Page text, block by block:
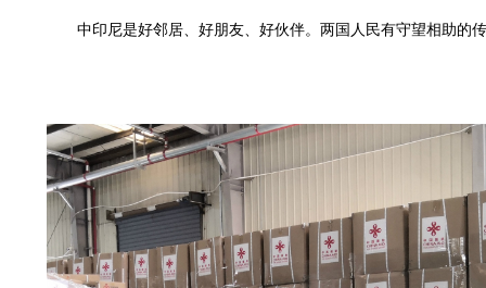
中印尼是好邻居、好朋友、好伙伴。两国人民有守望相助的